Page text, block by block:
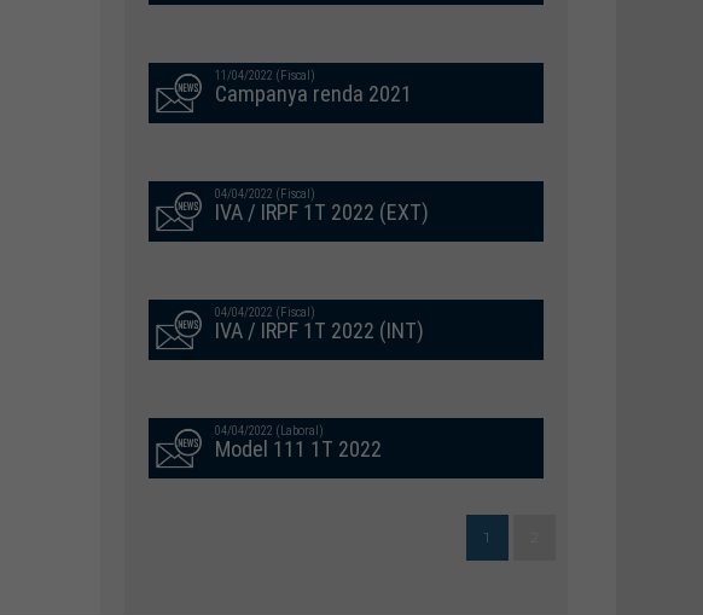
11/04/2022 (Fiscal)
Campanya renda 2021
04/04/2022 (Fiscal)
IVA / IRPF 1T 2022 (EXT)
04/04/2022 (Fiscal)
IVA / IRPF 1T 2022 (INT)
04/04/2022 (Laboral)
Model 111 1T 2022
1